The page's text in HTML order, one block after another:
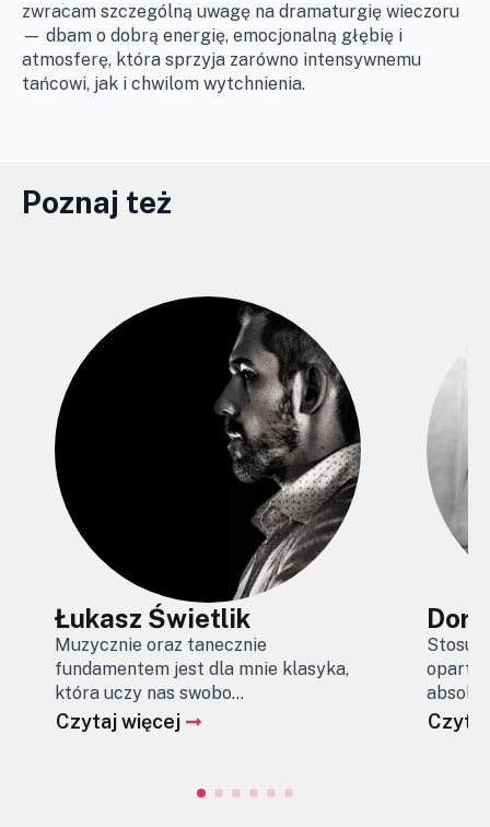
zwracam szczególną uwagę na dramaturgię wieczoru
— dbam o dobrą energię, emocjonalną głębię i
atmosferę, która sprzyja zarówno intensywnemu
tańcowi, jak i chwilom wytchnienia.
Poznaj też
Łukasz Świetlik
Muzycznie oraz tanecznie
fundamentem jest dla mnie klasyka,
która uczy nas swobo...
Czytaj więcej
oparty